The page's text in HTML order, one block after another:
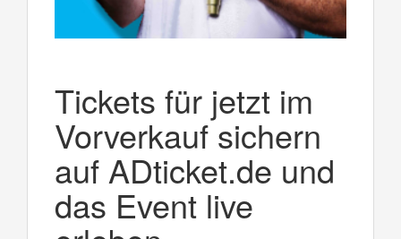
Tickets für jetzt im
Vorverkauf sichern
auf ADticket.de und
das Event live